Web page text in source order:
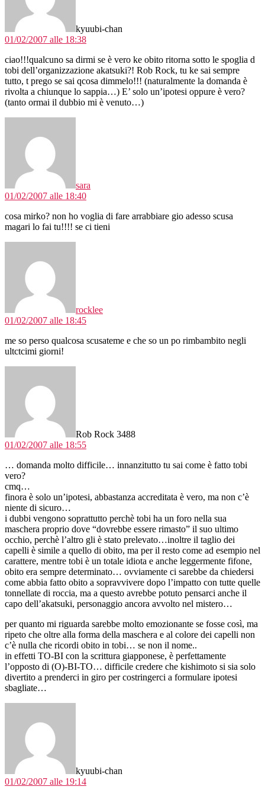
kyuubi-chan
01/02/2007 alle 18:38
ciao!!!qualcuno sa dirmi se è vero ke obito ritorna sotto le spoglia d
tobi dell’organizzazione akatsuki?! Rob Rock, tu ke sai sempre
tutto, t prego se sai qcosa dimmelo!!! (naturalmente la domanda è
rivolta a chiunque lo sappia…) E’ solo un’ipotesi oppure è vero?
(tanto ormai il dubbio mi è venuto…)
sara
01/02/2007 alle 18:40
cosa mirko? non ho voglia di fare arrabbiare gio adesso scusa
magari lo fai tu!!!! se ci tieni
rocklee
01/02/2007 alle 18:45
me so perso qualcosa scusateme e che so un po rimbambito negli
ultctcimi giorni!
Rob Rock 3488
01/02/2007 alle 18:55
… domanda molto difficile… innanzitutto tu sai come è fatto tobi
vero?
cmq…
finora è solo un’ipotesi, abbastanza accreditata è vero, ma non c’è
niente di sicuro…
i dubbi vengono soprattutto perchè tobi ha un foro nella sua
maschera proprio dove “dovrebbe essere rimasto” il suo ultimo
occhio, perchè l’altro gli è stato prelevato…inoltre il taglio dei
capelli è simile a quello di obito, ma per il resto come ad esempio nel
carattere, mentre tobi è un totale idiota e anche leggermente fifone,
obito era sempre determinato… ovviamente ci sarebbe da chiedersi
come abbia fatto obito a sopravvivere dopo l’impatto con tutte quelle
tonnellate di roccia, ma a questo avrebbe potuto pensarci anche il
capo dell’akatsuki, personaggio ancora avvolto nel mistero…
per quanto mi riguarda sarebbe molto emozionante se fosse così, ma
ripeto che oltre alla forma della maschera e al colore dei capelli non
c’è nulla che ricordi obito in tobi… se non il nome..
in effetti TO-BI con la scrittura giapponese, è perfettamente
l’opposto di (O)-BI-TO… difficile credere che kishimoto si sia solo
divertito a prenderci in giro per costringerci a formulare ipotesi
sbagliate…
kyuubi-chan
01/02/2007 alle 19:14